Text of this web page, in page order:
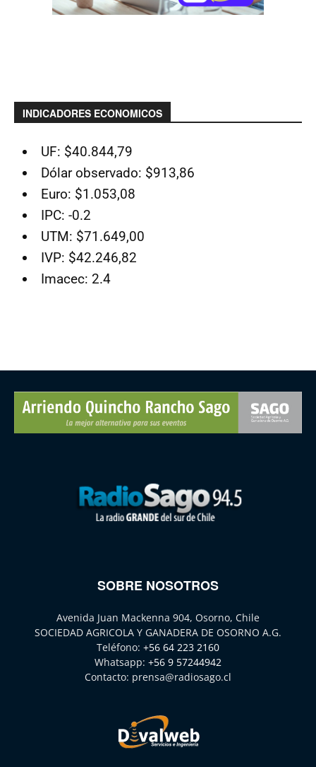
INDICADORES ECONOMICOS
UF: $40.844,79
Dólar observado: $913,86
Euro: $1.053,08
IPC: -0.2
UTM: $71.649,00
IVP: $42.246,82
Imacec: 2.4
SOBRE NOSOTROS
Avenida Juan Mackenna 904, Osorno, Chile
SOCIEDAD AGRICOLA Y GANADERA DE OSORNO A.G.
Teléfono: +56 64 223 2160
Whatsapp: +56 9 57244942
Contacto: prensa@radiosago.cl